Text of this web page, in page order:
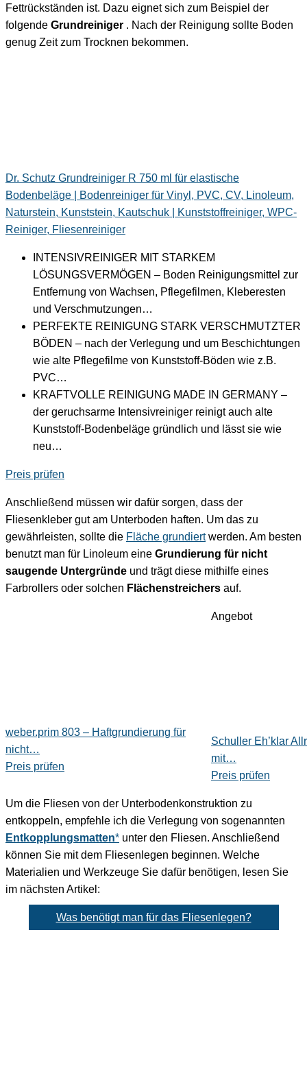
Fettrückständen ist. Dazu eignet sich zum Beispiel der
folgende Grundreiniger . Nach der Reinigung sollte Boden
genug Zeit zum Trocknen bekommen.
Dr. Schutz Grundreiniger R 750 ml für elastische
Bodenbeläge | Bodenreiniger für Vinyl, PVC, CV, Linoleum,
Naturstein, Kunststein, Kautschuk | Kunststoffreiniger, WPC-
Reiniger, Fliesenreiniger
INTENSIVREINIGER MIT STARKEM
LÖSUNGSVERMÖGEN – Boden Reinigungsmittel zur
Entfernung von Wachsen, Pflegefilmen, Kleberesten
und Verschmutzungen…
PERFEKTE REINIGUNG STARK VERSCHMUTZTER
BÖDEN – nach der Verlegung und um Beschichtungen
wie alte Pflegefilme von Kunststoff-Böden wie z.B.
PVC…
KRAFTVOLLE REINIGUNG MADE IN GERMANY –
der geruchsarme Intensivreiniger reinigt auch alte
Kunststoff-Bodenbeläge gründlich und lässt sie wie
neu…
Preis prüfen
Anschließend müssen wir dafür sorgen, dass der
Fliesenkleber gut am Unterboden haften. Um das zu
gewährleisten, sollte die Fläche grundiertwerden. Am besten
benutzt man für Linoleum eine Grundierung für nicht
saugende Untergründe und trägt diese mithilfe eines
Farbrollers oder solchen Flächenstreichers auf.
weber.prim 803 – Haftgrundierung für
nicht…
Preis prüfen
Angebot
Schuller Eh’klar
mit…
Preis prüfen
Um die Fliesen von der Unterbodenkonstruktion zu
entkoppeln, empfehle ich die Verlegung von sogenannten
Entkopplungsmatten* unter den Fliesen. Anschließend
können Sie mit dem Fliesenlegen beginnen. Welche
Materialien und Werkzeuge Sie dafür benötigen, lesen Sie
im nächsten Artikel:
Was benötigt man für das Fliesenlegen?